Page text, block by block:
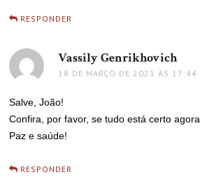
RESPONDER
Vassily Genrikhovichdisse:
18 DE MARÇO DE 2021 ÀS 17:44
Salve, João!
Confira, por favor, se tudo está certo agora.
Paz e saúde!
RESPONDER